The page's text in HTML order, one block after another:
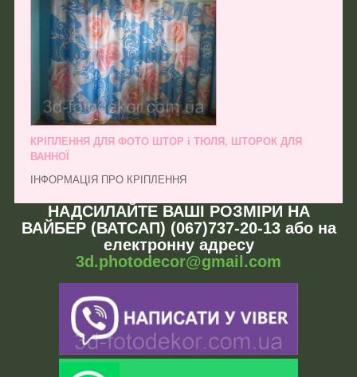
КРІПЛЕННЯ ДЛЯ ФОТО ШТОР і ТЮЛЯ, ШТОРОК ДЛЯ
ВАННОЇ
ІНФОРМАЦІЯ ПРО КРІПЛЕННЯ
НАДСИЛАЙТЕ ВАШІ РОЗМІРИ НА
ВАЙБЕР (ВАТСАП) (067)737-20-13 або на
електронну адресу
3d.photodecor@gmail.com